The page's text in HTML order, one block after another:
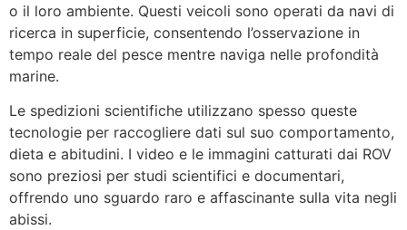
o il loro ambiente. Questi veicoli sono operati da navi di
ricerca in superficie, consentendo l’osservazione in
tempo reale del pesce mentre naviga nelle profondità
marine.
Le spedizioni scientifiche utilizzano spesso queste
tecnologie per raccogliere dati sul suo comportamento,
dieta e abitudini. I video e le immagini catturati dai ROV
sono preziosi per studi scientifici e documentari,
offrendo uno sguardo raro e affascinante sulla vita negli
abissi.